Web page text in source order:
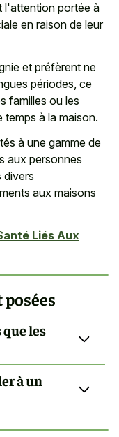
l'attention portée à
en raison de leur
et préfèrent ne
périodes, ce
familles ou les
à la maison.
à une gamme de
aux personnes
divers
aux maisons
Liés Aux
que les
à un